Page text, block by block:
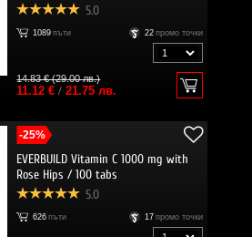
5.0
1089 пъти 22 промо точки
14.83 € (29.00 лв.)
11.12 €/ 21.75 лв.
-25%
EVERBUILD Vitamin C 1000 mg with
Rose Hips / 100 tabs
5.0
626 пъти 17 промо точки